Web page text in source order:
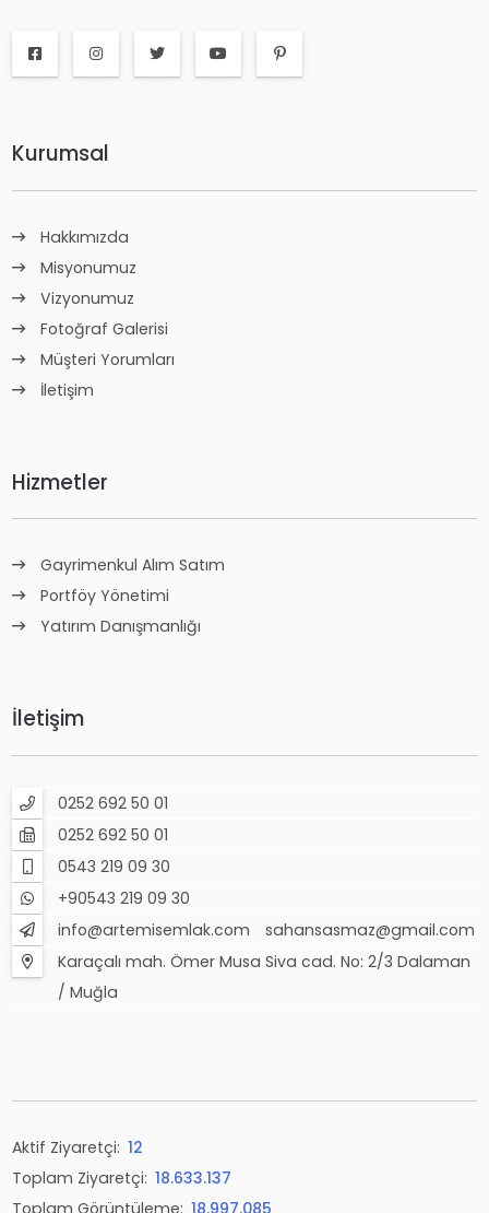
Kurumsal
Hakkımızda
Misyonumuz
Vizyonumuz
Fotoğraf Galerisi
Müşteri Yorumları
İletişim
Hizmetler
Gayrimenkul Alım Satım
Portföy Yönetimi
Yatırım Danışmanlığı
İletişim
0252 692 50 01
0252 692 50 01
0543 219 09 30
+90543 219 09 30
info@artemisemlak.com
sahansasmaz@gmail.com
Karaçalı mah. Ömer Musa Siva cad. No: 2/3 Dalaman
/ Muğla
Aktif Ziyaretçi: 12
Toplam Ziyaretçi: 18.633.137
Toplam Görüntüleme: 18.997.085